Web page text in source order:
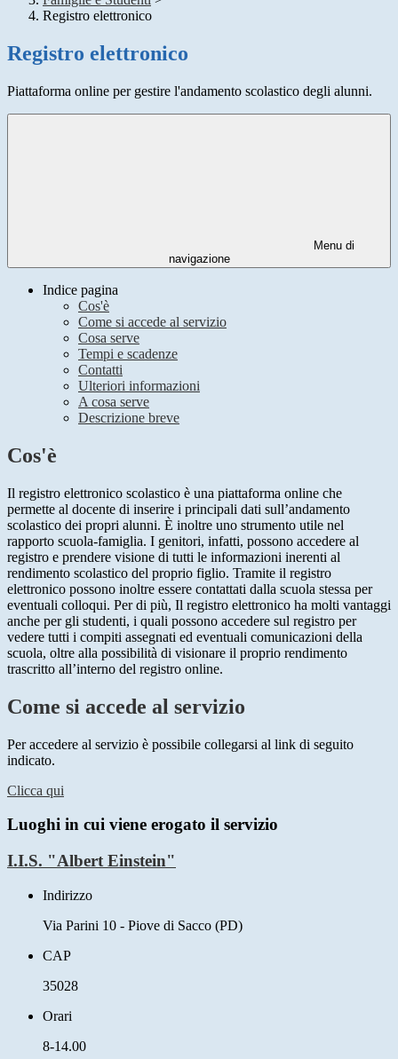
Registro elettronico
Registro elettronico
Piattaforma online per gestire l'andamento scolastico degli alunni.
Menu di
navigazione
Indice pagina
Cos'è
Come si accede al servizio
Cosa serve
Tempi e scadenze
Contatti
Ulteriori informazioni
A cosa serve
Descrizione breve
Cos'è
Il registro elettronico scolastico è una piattaforma online che
permette al docente di inserire i principali dati sull’andamento
scolastico dei propri alunni. È inoltre uno strumento utile nel
rapporto scuola-famiglia. I genitori, infatti, possono accedere al
registro e prendere visione di tutti le informazioni inerenti al
rendimento scolastico del proprio figlio. Tramite il registro
elettronico possono inoltre essere contattati dalla scuola stessa per
eventuali colloqui. Per di più, Il registro elettronico ha molti vantaggi
anche per gli studenti, i quali possono accedere sul registro per
vedere tutti i compiti assegnati ed eventuali comunicazioni della
scuola, oltre alla possibilità di visionare il proprio rendimento
trascritto all’interno del registro online.
Come si accede al servizio
Per accedere al servizio è possibile collegarsi al link di seguito
indicato.
Clicca qui
Luoghi in cui viene erogato il servizio
I.I.S. "Albert Einstein"
Indirizzo
Via Parini 10 - Piove di Sacco (PD)
CAP
35028
Orari
8-14.00